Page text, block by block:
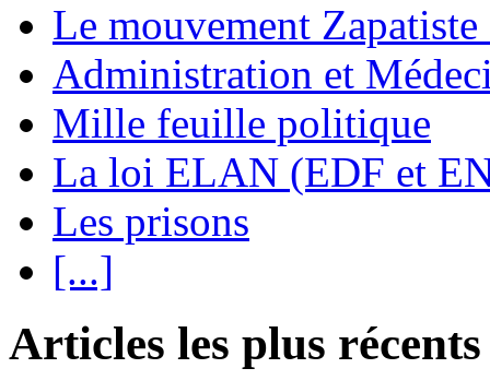
Le mouvement
Administration et
Mille feuille politique
La loi ELAN (EDF et
Les prisons
[...]
Articles les plus récents